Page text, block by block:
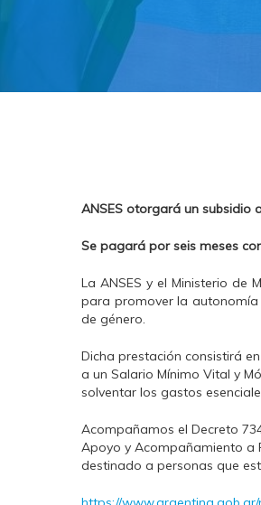
ANSES otorgará un subsidio
Se pagará por seis meses
La ANSES y el Ministerio de
para promover la autonomía
de género.
Dicha prestación consistirá
a un Salario Mínimo Vital y
solventar los gastos
Acompañamos el Decreto
Apoyo y Acompañamiento a
destinado a personas que